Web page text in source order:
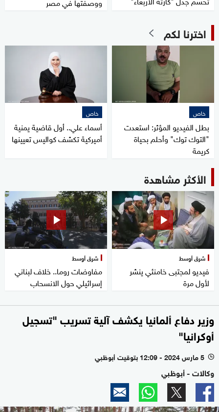
اخترنا لكم
خاص
بطل الفيديو المؤثر: استعدت
"التوك توك" وأحلم بحياة
كريمة
خاص
أسماء علي.. أول قاضية يمنية
أميركية تكشف كواليس تعيينها
الأكثر مشاهدة
شرق أوسط
فيديو لمجتبى خامنئي ينشر
لأول مرة
شرق أوسط
مفاوضات روما.. خلاف لبناني
إسرائيلي حول الانسحاب
وزير دفاع ألمانيا يكشف آلية تسريب "تسجيل
أوكرانيا"
l 5 مارس 2024 - 12:09 بتوقيت أبوظبي
وكالات - أبوظبي